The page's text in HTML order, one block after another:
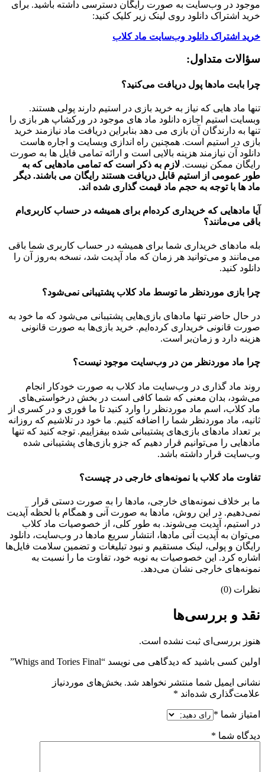
موجود در وب‌سایت به صورت رایگان دسترسی داشته باشید. برای
خرید اشتراک دانلود روی لینک زیر کلیک کنید:
خرید اشتراک دانلود وب‌سایت ماد کلاب
سؤالات متداول:
چرا بابت مادها پول دریافت می‌کنید؟
تنها ماد هایی که نیاز به خرید بازی در استیم دارند پولی هستند.
وبسایت استیم اجازه دانلود ماد های موجود در ورکشاپ هر بازی را
تنها به دارندگان آن بازی می دهد بنابراین دریافت ماد نیازمند خرید
بازی در استیم است. همچنین راه اندازی وبسایت و اجاره هاست
دانلود آن نیازمند هزینه بالایی است و ارائه تمامی فایل ها به صورت
رایگان ممکن نیست. لازم به ذکر است که تمامی مادهایی که به
طور عمومی از استیم قابل دریافت هستند رایگان می باشند. دیگر
ماد ها با توجه به حجم ماد قیمت گذاری شده اند.
آیا مادهایی که خریداری کرده‌ام برای همیشه در حساب‌ کاربری‌ام
باقی می‌مانند؟
بله مادهای خریداری شما برای همیشه در حساب کاربری شما باقی
می‌مانند و می‌توانید هر زمان که ماد آپدیت شد، نسخه به‌روز آن را
دانلود کنید.
چرا بازی موردنظر ما توسط ماد کلاب پشتیبانی نمی‌شود؟
در حال حاضر تنها مادهای بازی‌هایی پشتیبانی می‌شود که ما خود به
صورت قانونی خریداری کرده‌ایم. خرید بازی‌ها به صورت قانونی
هزینه دارد و زمان‌بر است.
چرا ماد موردنظر من در وب‌سایت موجود نیست؟
روند ماد گذاری در وب‌سایت ماد کلاب به صورت خودکار انجام
می‌شود، بدان معنی که شما کافی است در بخش درخواستی‌های
ماد کلاب، اسم ماد موردنظر را وارد کنید تا ما فوری و در کسری از
ثانیه، ماد موردنظر شما را اضافه کنیم. ما خود در تلاشیم که روزانه
بر تعداد مادهای بازی‌های پشتیبانی شده بیفزاییم. توجه کنید که تنها
مادهایی را می‌توانیم قرار دهیم که جزو بازی‌های پشتیبانی شده
وب‌سایت قرار داشته باشد.
تفاوت ماد کلاب با نمونه‌های خارجی در چیست؟
ما بر خلاف نمونه‌های خارجی، مادها را به صورت دستی قرار
نمی‌دهیم. در این روش، مادها به صورت آنی و همگام با لحظه آپدیت
در استیم، آپدیت می‌شوند. به طور کلی، از خصوصیات ماد کلاب
می‌‌توان به آپدیت آنی مادها، انتشار سریع مادها در وب‌سایت، دانلود
رایگان و پولی، لینک مستقیم و نبود تبلیغات و تضمین سلامت فایل‌ها
اشاره کرد. این خصوصیات به نوبه خود، تفاوت ما را نسبت به
نمونه‌های خارجی نشان می‌دهد.
نظرات (0)
نقد و بررسی‌ها
هنوز بررسی‌ای ثبت نشده است.
اولین کسی باشید که دیدگاهی می نویسد “Whigs and Tories Final”
نشانی ایمیل شما منتشر نخواهد شد. بخش‌های موردنیاز
علامت‌گذاری شده‌اند *
امتیاز شما *
دیدگاه شما *